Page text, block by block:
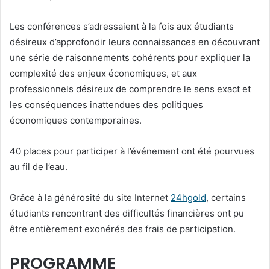
Les conférences s’adressaient à la fois aux étudiants
désireux d’approfondir leurs connaissances en découvrant
une série de raisonnements cohérents pour expliquer la
complexité des enjeux économiques, et aux
professionnels désireux de comprendre le sens exact et
les conséquences inattendues des politiques
économiques contemporaines.
40 places pour participer à l’événement ont été pourvues
au fil de l’eau.
Grâce à la générosité du site Internet 24hgold, certains
étudiants rencontrant des difficultés financières ont pu
être entièrement exonérés des frais de participation.
PROGRAMME